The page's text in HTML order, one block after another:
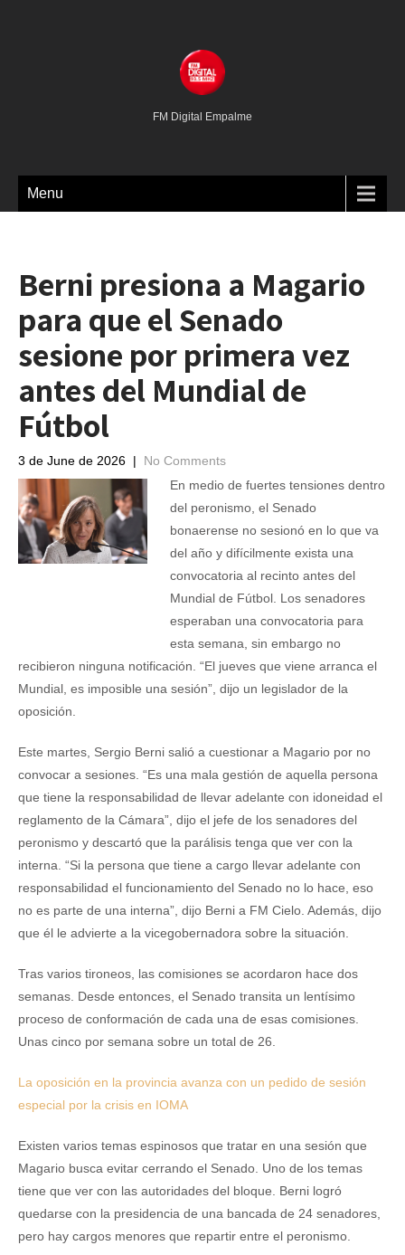
FM Digital Empalme
Menu
Berni presiona a Magario
para que el Senado
sesione por primera vez
antes del Mundial de
Fútbol
3 de June de 2026 | No Comments
En medio de fuertes tensiones dentro
del peronismo, el Senado
bonaerense no sesionó en lo que va
del año y difícilmente exista una
convocatoria al recinto antes del
Mundial de Fútbol. Los senadores
esperaban una convocatoria para
esta semana, sin embargo no
recibieron ninguna notificación. “El jueves que viene arranca el
Mundial, es imposible una sesión”, dijo un legislador de la
oposición.
Este martes, Sergio Berni salió a cuestionar a Magario por no
convocar a sesiones. “Es una mala gestión de aquella persona
que tiene la responsabilidad de llevar adelante con idoneidad el
reglamento de la Cámara”, dijo el jefe de los senadores del
peronismo y descartó que la parálisis tenga que ver con la
interna. “Si la persona que tiene a cargo llevar adelante con
responsabilidad el funcionamiento del Senado no lo hace, eso
no es parte de una interna”, dijo Berni a FM Cielo. Además, dijo
que él le advierte a la vicegobernadora sobre la situación.
Tras varios tironeos, las comisiones se acordaron hace dos
semanas. Desde entonces, el Senado transita un lentísimo
proceso de conformación de cada una de esas comisiones.
Unas cinco por semana sobre un total de 26.
La oposición en la provincia avanza con un pedido de sesión
especial por la crisis en IOMA
Existen varios temas espinosos que tratar en una sesión que
Magario busca evitar cerrando el Senado. Uno de los temas
tiene que ver con las autoridades del bloque. Berni logró
quedarse con la presidencia de una bancada de 24 senadores,
pero hay cargos menores que repartir entre el peronismo.